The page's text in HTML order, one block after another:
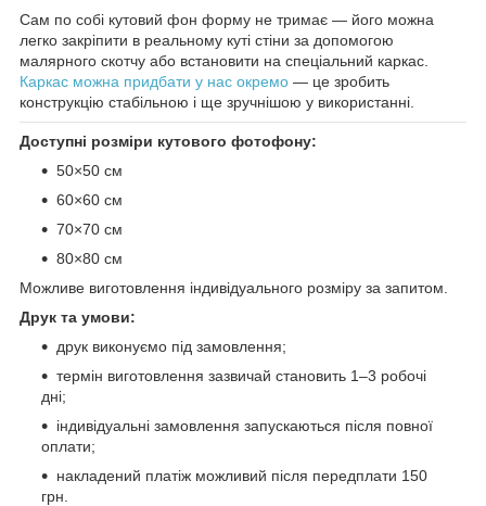
Сам по собі кутовий фон форму не тримає — його можна
легко закріпити в реальному куті стіни за допомогою
малярного скотчу або встановити на спеціальний каркас.
Каркас можна придбати у нас окремо — це зробить
конструкцію стабільною і ще зручнішою у використанні.
Доступні розміри кутового фотофону:
50×50 см
60×60 см
70×70 см
80×80 см
Можливе виготовлення індивідуального розміру за запитом.
Друк та умови:
друк виконуємо під замовлення;
термін виготовлення зазвичай становить 1–3 робочі
дні;
індивідуальні замовлення запускаються після повної
оплати;
накладений платіж можливий після передплати 150
грн.